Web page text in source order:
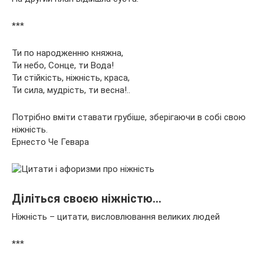
***
Ти по народженню княжна,
Ти небо, Сонце, ти Вода!
Ти стійкість, ніжність, краса,
Ти сила, мудрість, ти весна!..
Потрібно вміти ставати грубіше, зберігаючи в собі свою
ніжність.
Ернесто Че Гевара
Діліться своєю ніжністю…
Ніжність – цитати, висловлювання великих людей
***